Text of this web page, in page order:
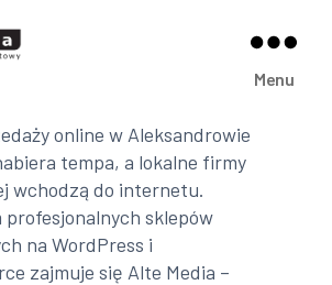
Menu
online w Aleksandrowie
tempa, a lokalne firmy
wchodzą do internetu.
profesjonalnych sklepów
na WordPress i
zajmuje się Alte Media –